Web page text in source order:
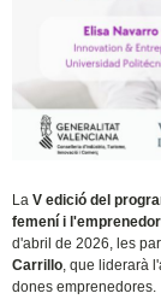
LaV edició del
femení i
d'abril de 2026, les
Carrillo, que liderarà
dones emprenedores.